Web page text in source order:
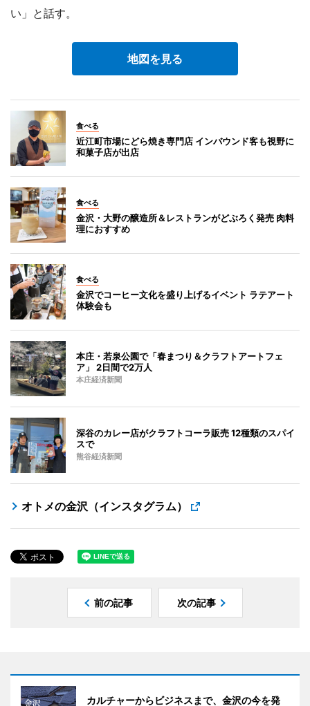
い」と話す。
地図を見る
食べる
近江町市場にどら焼き専門店 インバウンド客も視野に
和菓子店が出店
食べる
金沢・大野の醸造所＆レストランがどぶろく発売 肉料
理におすすめ
食べる
金沢でコーヒー文化を盛り上げるイベント ラテアート
体験会も
本庄・若泉公園で「春まつり＆クラフトアートフェ
ア」 2日間で2万人
本庄経済新聞
深谷のカレー店がクラフトコーラ販売 12種類のスパイ
スで
熊谷経済新聞
オトメの金沢（インスタグラム）
前の記事 次の記事
カルチャーからビジネスまで、金沢の今を発